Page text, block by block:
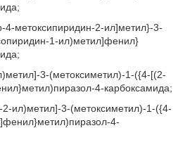
метоксипиридин-2-ил]метил}-3-
1-ил)метил]фенил}
3-(метоксиметил)-1-({4-[(2-
4-карбоксамида;
ил)метил]-3-(метоксиметил)-1-({4-
4-